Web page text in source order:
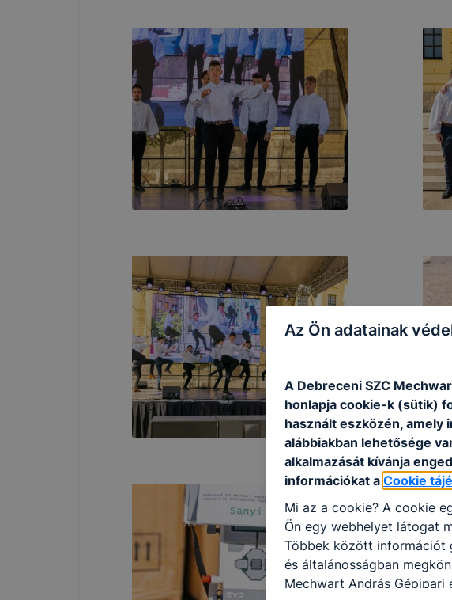
Az Ön adatainak
A Debreceni SZC
honlapja cookie-k (sütik)
használt eszközén, amely
alábbiakban lehetősége
alkalmazását kívánja
információkat a Cookie
Mi az a cookie? A cookie
Ön egy webhelyet látogat
Többek között információt
és általánosságban
Mechwart András